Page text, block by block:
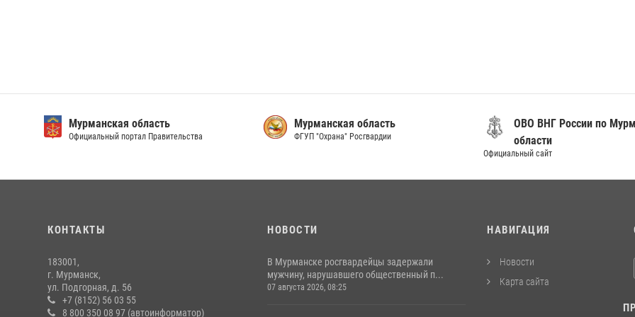
Мурманская область
Официальный портал Правительства
Мурманская область
ФГУП "Охрана" Росгвардии
ОВО ВНГ России по
области
Официальный сайт
КОНТАКТЫ
183001,
г. Мурманск,
ул. Подгорная, д. 56
+7 (8152) 56 03 55
8 800 350 08 97 (автоинформатор)
НОВОСТИ
В Мурманске росгвардейцы задержали
мужчину, нарушавшего общественный п...
07 августа 2026, 08:25
НАВИГАЦИЯ
Новости
Карта сайта